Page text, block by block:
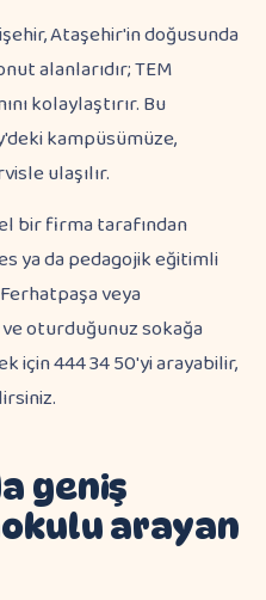
Ataşehir'in doğusunda
alanlarıdır; TEM
kolaylaştırır. Bu
kampüsümüze,
ulaşılır.
bir firma tarafından
ya da pedagojik eğitimli
veya
oturduğunuz sokağa
için 444 34 50'yi arayabilir,
geniş
arayan